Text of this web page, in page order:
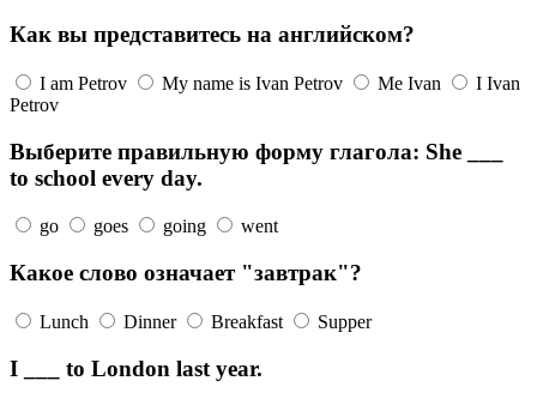
Как вы представитесь на английском?
I am Petrov My name is Ivan Petrov Me Ivan
I Ivan
Petrov
Выберите правильную форму глагола: She ___
to school every day.
go goes going went
Какое слово означает "завтрак"?
Lunch Dinner Breakfast Supper
I ___ to London last year.